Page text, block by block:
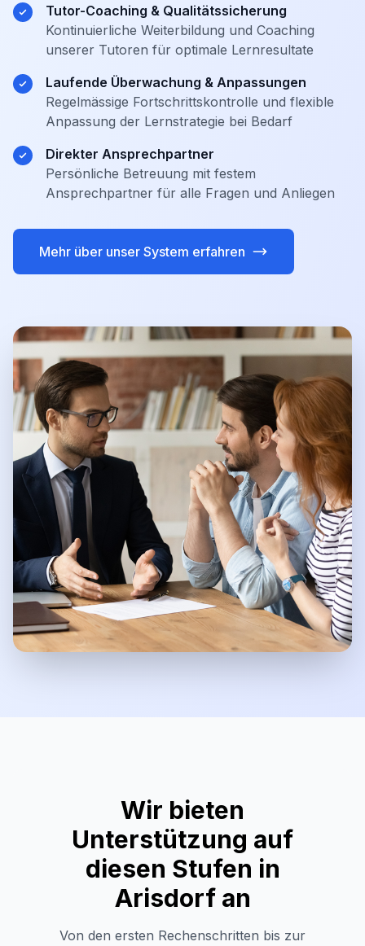
Tutor-Coaching & Qualitätssicherung
Kontinuierliche Weiterbildung und Coaching
unserer Tutoren für optimale Lernresultate
Laufende Überwachung & Anpassungen
Regelmässige Fortschrittskontrolle und flexible
Anpassung der Lernstrategie bei Bedarf
Direkter Ansprechpartner
Persönliche Betreuung mit festem
Ansprechpartner für alle Fragen und Anliegen
Mehr über unser System erfahren
Wir bieten
Unterstützung auf
diesen Stufen in
Arisdorfan
Von den ersten Rechenschritten bis zur